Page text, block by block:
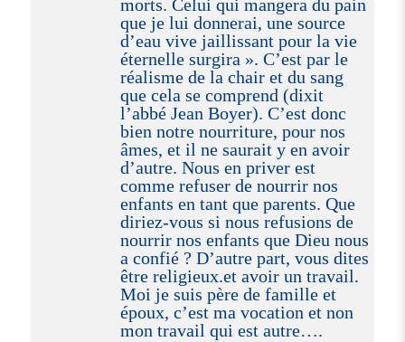
morts. Celui qui mangera du pain
que je lui donnerai, une source
d’eau vive jaillissant pour la vie
éternelle surgira ». C’est par le
réalisme de la chair et du sang
que cela se comprend (dixit
l’abbé Jean Boyer). C’est donc
bien notre nourriture, pour nos
âmes, et il ne saurait y en avoir
d’autre. Nous en priver est
comme refuser de nourrir nos
enfants en tant que parents. Que
diriez-vous si nous refusions de
nourrir nos enfants que Dieu nous
a confié ? D’autre part, vous dites
être religieux.et avoir un travail.
Moi je suis père de famille et
époux, c’est ma vocation et non
mon travail qui est autre….